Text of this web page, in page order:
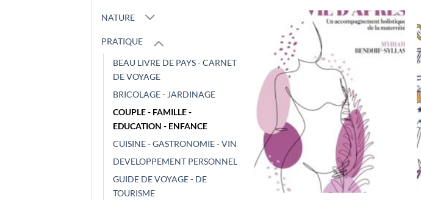
NATURE
PRATIQUE
BEAU LIVRE DE PAYS - CARNET
DE VOYAGE
BRICOLAGE - JARDINAGE
COUPLE - FAMILLE -
EDUCATION - ENFANCE
CUISINE - GASTRONOMIE - VIN
DEVELOPPEMENT PERSONNEL
GUIDE DE VOYAGE - DE
TOURISME